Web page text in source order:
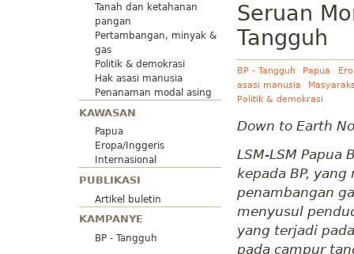
Tanah dan ketahanan
pangan
Pertambangan, minyak &
gas
Politik & demokrasi
Hak asasi manusia
Penanaman modal asing
KAWASAN
Papua
Eropa/Inggeris
Internasional
PUBLIKASI
Artikel buletin
KAMPANYE
BP - Tangguh
Seruan
Tangguh
BP - Tangguh Papua
asasi manusia
Politik & demokrasi
Down to Earth
LSM-LSM
kepada BP,
penambangan
menyusul
yang terjadi
pada campur